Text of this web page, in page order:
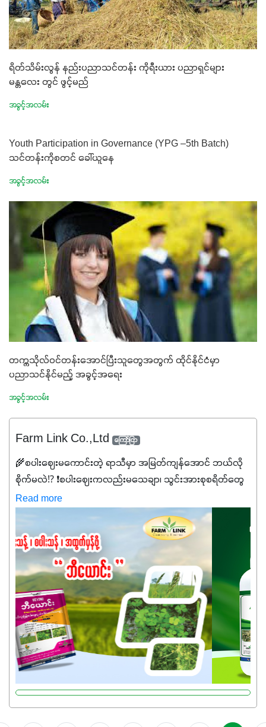
ရိတ်သိမ်းလွန် နည်းပညာသင်တန်း ကိုရီးယား ပညာရှင်များ
မန္တလေး တွင် ဖွင့်မည်
အခွင့်အလမ်း
Youth Participation in Governance (YPG –5th Batch)
သင်တန်းကိုစတင် ခေါ်ယူနေ
အခွင့်အလမ်း
တက္ကသိုလ်ဝင်တန်းအောင်ပြီးသူတွေအတွက် ထိုင်နိုင်ငံမှာ
ပညာသင်နိုင်မည့် အခွင့်အရေး
အခွင့်အလမ်း
Farm Link Co.,Ltd ကြော်ငြာ
🌾စပါးဈေးမကောင်းတဲ့ ရာသီမှာ အမြတ်ကျန်အောင် ဘယ်လို
စိုက်မလဲ⁉️ ❗စပါးဈေးကလည်းမသေချာ၊ သွင်းအားစုစရိတ်တွေ
ကလည်း တက်နေတဲ့ဒီလိုအချိန်မှာ သွင်းအားစုဖိုးကို လျှော့ချပြီး
အထွက်နှုန်းကို ထိန်းထားနိုင်မှ ဦးကြီးတို့ အဆင်ပြေမှာနော် ✔️ဒါ
ကြောင့် ကိုယ်သုံးသမျှ ကိုယ့်အတွက်အကျိုးရစေမယ့်
အရည်အသွေးစိတ်ချရတဲ့ သွင်းအားစုပစ္စည်းတွေကိုပဲ ရွေးချယ်
သုံးသင့်ပါတယ်။
Read more